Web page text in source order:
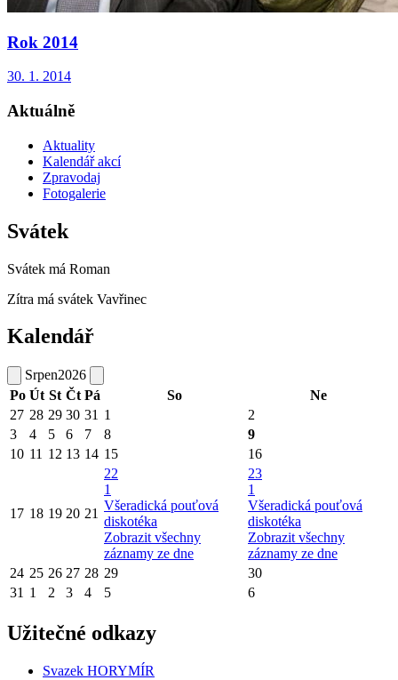
Rok 2014
30. 1. 2014
Aktuálně
Aktuality
Kalendář akcí
Zpravodaj
Fotogalerie
Svátek
Svátek má Roman
Zítra má svátek Vavřinec
Kalendář
Srpen2026
Po Út St Čt Pá So
Ne
27 28 29 30 31 1
2
3
4 5 6 7 8
9
10 11 12 13 14 15 16
17 18 19 20 21
22
1
Všeradická pouťová
diskotéka
Zobrazit všechny
záznamy ze dne
23
1
Všeradická pouťová
diskotéka
Zobrazit všechny
záznamy ze dne
24 25 26 27 28 29
30
31 1 2 3 4 5 6
Užitečné odkazy
Svazek HORYMÍR